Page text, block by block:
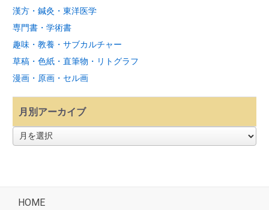
漢方・鍼灸・東洋医学
専門書・学術書
趣味・教養・サブカルチャー
草稿・色紙・直筆物・リトグラフ
漫画・原画・セル画
月別アーカイブ
別
ブHOME